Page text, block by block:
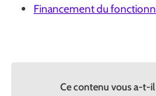
Financement du
Ce contenu vous a-t-